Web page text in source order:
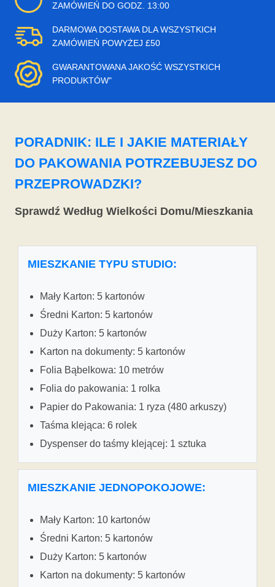
ZAMÓWIEŃ DO GODZ. 13:00
DARMOWA DOSTAWA DLA WSZYSTKICH
ZAMÓWIEŃ POWYŻEJ £50
GWARANTOWANA JAKOŚĆ WSZYSTKICH
PRODUKTÓW"
PORADNIK: ILE I JAKIE MATERIAŁY
DO PAKOWANIA POTRZEBUJESZ DO
PRZEPROWADZKI?
Sprawdź Według Wielkości Domu/Mieszkania
MIESZKANIE TYPU STUDIO:
Mały Karton: 5 kartonów
Średni Karton: 5 kartonów
Duży Karton: 5 kartonów
Karton na dokumenty: 5 kartonów
Folia Bąbelkowa: 10 metrów
Folia do pakowania: 1 rolka
Papier do Pakowania: 1 ryza (480 arkuszy)
Taśma klejąca: 6 rolek
Dyspenser do taśmy klejącej: 1 sztuka
MIESZKANIE JEDNOPOKOJOWE:
Mały Karton: 10 kartonów
Średni Karton: 5 kartonów
Duży Karton: 5 kartonów
Karton na dokumenty: 5 kartonów